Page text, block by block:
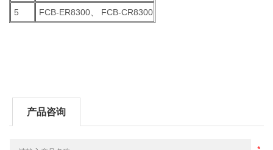
5 FCB-ER8300、 FCB-CR8300
产品咨询